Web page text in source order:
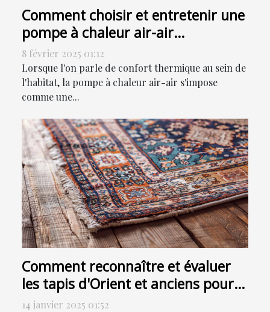
Comment choisir et entretenir une
pompe à chaleur air-air
efficacement
8 février 2025 01:12
Lorsque l'on parle de confort thermique au sein de
l'habitat, la pompe à chaleur air-air s'impose
comme une...
Comment reconnaître et évaluer
les tapis d'Orient et anciens pour
la vente
14 janvier 2025 01:52